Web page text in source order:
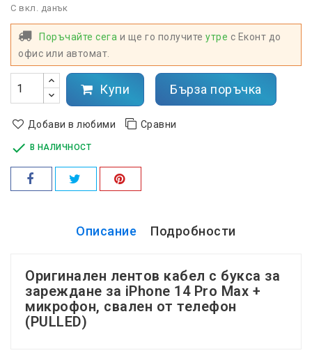
С вкл. данък
Поръчайте сега и ще го получите утре с Еконт до
офис или автомат.
Купи Бърза поръчка
Добави в любими Сравни
 В НАЛИЧНОСТ
Описание Подробности
Оригинален лентов кабел с букса за
зареждане за iPhone 14 Pro Max +
микрофон, свален от телефон
(PULLED)